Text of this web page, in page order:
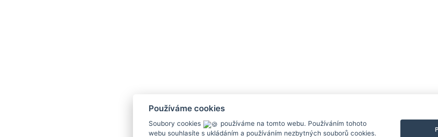
Používáme cookies
Soubory cookies
používáme na tomto webu. Používáním tohoto
webu souhlasíte s ukládáním a používáním nezbytných souborů cookies.